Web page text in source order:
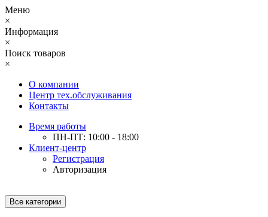
Меню
×
Информация
×
Поиск товаров
×
О компании
Центр тех.обслуживания
Контакты
Время работы
ПН-ПТ: 10:00 - 18:00
Клиент-центр
Регистрация
Авторизация
Все категории